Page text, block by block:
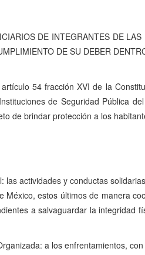
DE INTEGRANTES DE
DE SU DEBER
54 fracción XVI de la
de Seguridad Pública
de brindar protección a los
actividades y conductas
estos últimos de manera
a salvaguardar la
a los enfrentamientos,